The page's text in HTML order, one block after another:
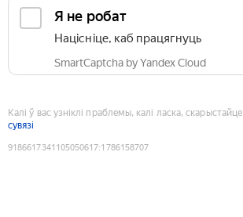
Я не робат
Націсніце, каб працягнуць
SmartCaptcha by Yandex Cloud
Калі ў вас узніклі праблемы, калі ласка, скарыстайце
сувязі
9186617341105050617:1786158707